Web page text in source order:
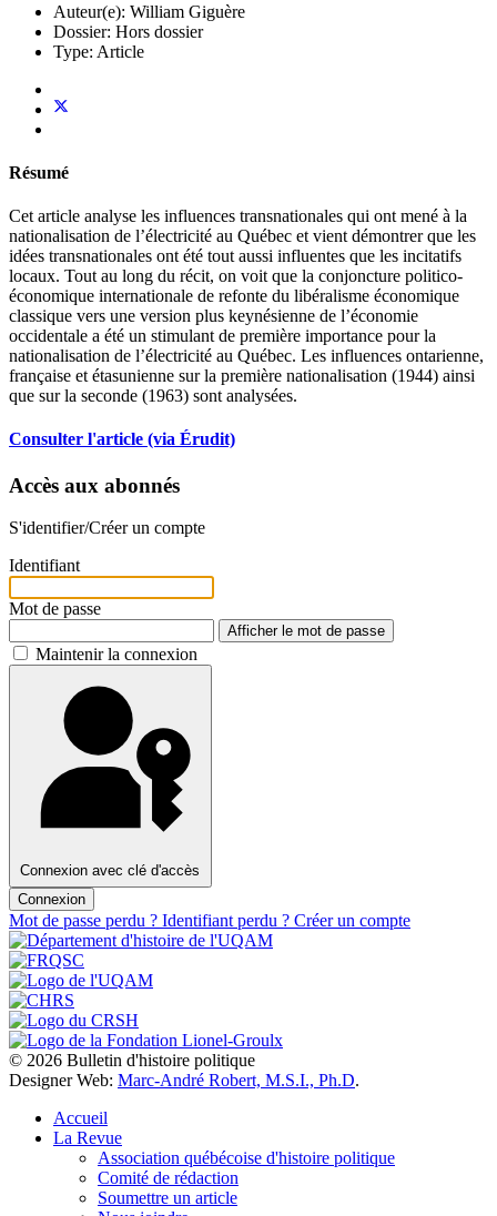
Auteur(e): William Giguère
Dossier: Hors dossier
Type: Article
Résumé
Cet article analyse les influences transnationales qui ont mené à la
nationalisation de l’électricité au Québec et vient démontrer que les
idées transnationales ont été tout aussi influentes que les incitatifs
locaux. Tout au long du récit, on voit que la conjoncture politico-
économique internationale de refonte du libéralisme économique
classique vers une version plus keynésienne de l’économie
occidentale a été un stimulant de première importance pour la
nationalisation de l’électricité au Québec. Les influences ontarienne,
française et étasunienne sur la première nationalisation (1944) ainsi
que sur la seconde (1963) sont analysées.
Consulter l'article (via Érudit)
Accès aux abonnés
S'identifier/Créer un compte
Identifiant
Mot de passe
Afficher le mot de passe
Maintenir la connexion
Connexion avec clé d'accès
Connexion
Mot de passe perdu ? Identifiant perdu ? Créer un compte
© 2026 Bulletin d'histoire politique
Designer Web: Marc-André Robert, M.S.I., Ph.D.
Accueil
La Revue
Association québécoise d'histoire politique
Comité de rédaction
Soumettre un article